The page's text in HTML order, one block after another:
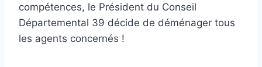
compétences, le Président du Conseil
Départemental 39 décide de déménager tous
les agents concernés !